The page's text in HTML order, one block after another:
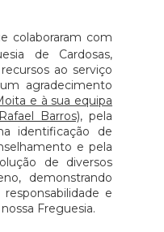
colaboraram com
de Cardosas,
ao serviço
agradecimento
e à sua equipa
Barros), pela
identificação de
e pela
de diversos
demonstrando
e
Freguesia.